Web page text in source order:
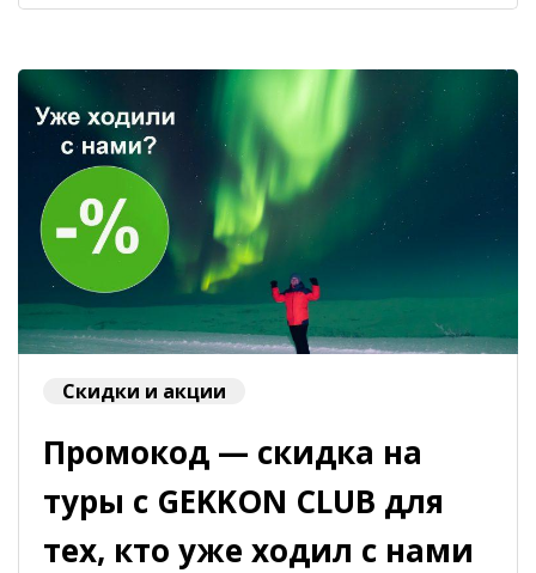
Скидки и акции
Промокод — скидка на
туры с GEKKON CLUB для
тех, кто уже ходил с нами